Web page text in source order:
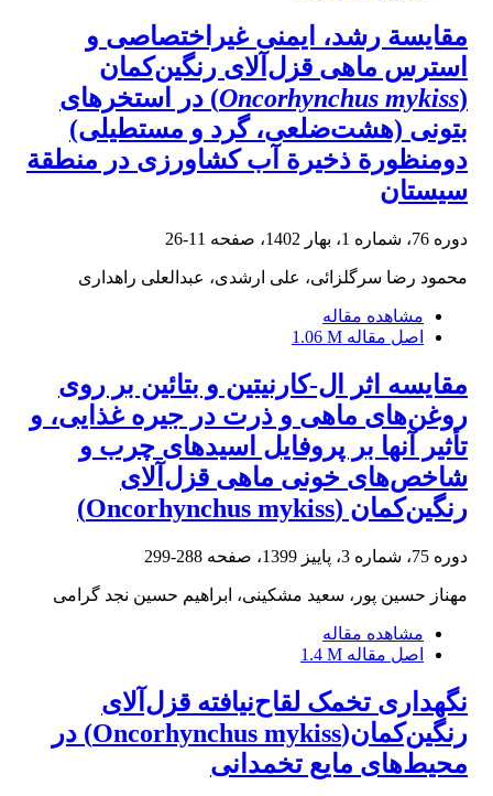
مقایسة رشد، ایمنی غیراختصاصی و
استرس ماهی قزل‌آلای رنگین‌کمان
(
Oncorhynchus mykiss) در استخرهای
بتونی (هشت‌ضلعی، گرد و مستطیلی)
دومنظورة ذخیرة آب کشاورزی در منطقة
سیستان
دوره 76، شماره 1، بهار 1402، صفحه 11-26
محمود رضا سرگلزائی، علی ارشدی، عبدالعلی راهداری
مشاهده مقاله
اصل مقاله 1.06 M
مقایسه اثر ال-کارنیتین و بتائین بر روی
روغن‌های ماهی و ذرت در جیره غذایی، و
تأثیر آنها بر پروفایل اسیدهای چرب و
شاخص‌های خونی ماهی قزل‌آلای
رنگین‌کمان (Oncorhynchus mykiss)
دوره 75، شماره 3، پاییز 1399، صفحه 288-299
مهناز حسین پور، سعید مشکینی، ابراهیم حسین نجد گرامی
مشاهده مقاله
اصل مقاله 1.4 M
نگهداری تخمک لقاح‌نیافته قزل‌آلای
رنگین‌کمان(Oncorhynchus mykiss) در
محیط‌های مایع تخمدانی